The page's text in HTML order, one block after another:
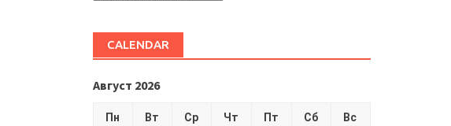
CALENDAR
Август 2026
Пн Вт Ср Чт Пт Сб Вс